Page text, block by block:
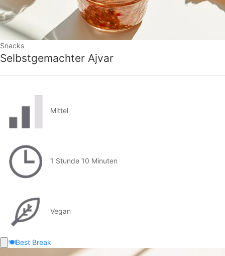
Snacks
Selbstgemachter Ajvar
Mittel
1 Stunde 10 Minuten
Vegan
🍽️Best Break